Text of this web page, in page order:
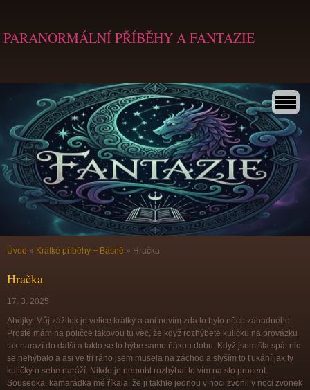
PARANORMÁLNÍ PŘÍBĚHY A FANTAZIE
Úvod » Krátké příběhy + Básně » Hračka
Hračka
17. 3. 2025
Ahojky. Můj zážitek je velice krátký a ani nevím zda to bylo něco záhadného.
Prostě mám na poličce takovou tu věc, že když rozhýbete kuličku na provázku
tak narazí do další a takto se to hýbe samo ňákou dobu. Když jsem šla spát nic
se nehýbalo a asi ve tři ráno jsem musela na záchod a slyším to ťukání jak ty
kuličky o sebe naráží. Nikdo je nemohl rozhýbat to vím na sto procent.
Sousedka, kamarádka mě říkala, že jí takhle jednou v noci zvonil v noci zvonek